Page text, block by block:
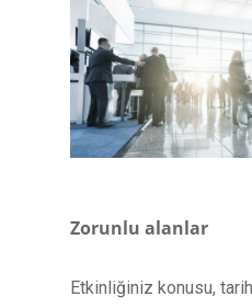
Zorunlu alanlar
Etkinliğiniz konusu,